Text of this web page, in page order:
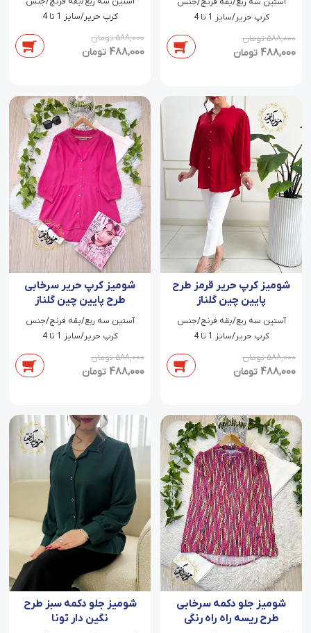
کرپ حریر/سایز 1 تا 4
588,000تومان
488,000 تومان
کرپ حریر/سایز 1 تا 4
588,000تومان
488,000 تومان
شومیز کرپ حریر قرمز طرح
پایین چین گلناز
آستین سه ربع/یقه فرنچ/جنس
کرپ حریر/سایز 1 تا 4
588,000تومان
488,000 تومان
شومیز کرپ حریر سرخابی
طرح پایین چین گلناز
آستین سه ربع/یقه فرنچ/جنس
کرپ حریر/سایز 1 تا 4
588,000تومان
488,000 تومان
شومیز جلو دکمه سرخابی
طرح ریسه راه راه رنگی
شومیز جلو دکمه سبز طرح
نگین دار تونا